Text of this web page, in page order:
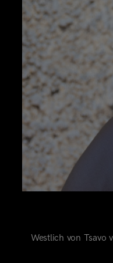
Westlich von Tsavo